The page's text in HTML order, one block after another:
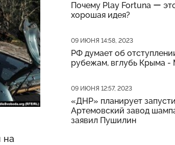
на
Почему Play Fortuna ー
хорошая идея?
Дата публикации
09 ИЮНЯ 14:58, 2023
РФ думает об
рубежам, вглубь Крыма -
Дата публикации
09 ИЮНЯ 12:57, 2023
«ДНР» планирует
Артемовский завод
заявил Пушилин